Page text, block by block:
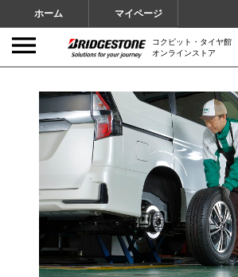
ホーム マイページ
コクピット・タイヤ館
オンラインストア